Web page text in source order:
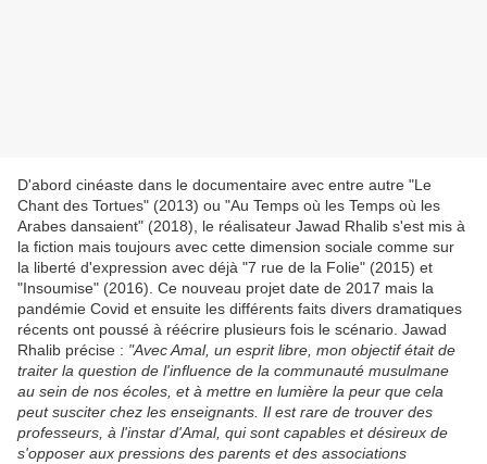
D'abord cinéaste dans le documentaire avec entre autre "Le
Chant des Tortues" (2013) ou "Au Temps où les Temps où les
Arabes dansaient" (2018), le réalisateur Jawad Rhalib s'est mis à
la fiction mais toujours avec cette dimension sociale comme sur
la liberté d'expression avec déjà "7 rue de la Folie" (2015) et
"Insoumise" (2016). Ce nouveau projet date de 2017 mais la
pandémie Covid et ensuite les différents faits divers dramatiques
récents ont poussé à réécrire plusieurs fois le scénario. Jawad
Rhalib précise : "Avec Amal, un esprit libre, mon objectif était de
traiter la question de l'influence de la communauté musulmane
au sein de nos écoles, et à mettre en lumière la peur que cela
peut susciter chez les enseignants. Il est rare de trouver des
professeurs, à l'instar d'Amal, qui sont capables et désireux de
s'opposer aux pressions des parents et des associations